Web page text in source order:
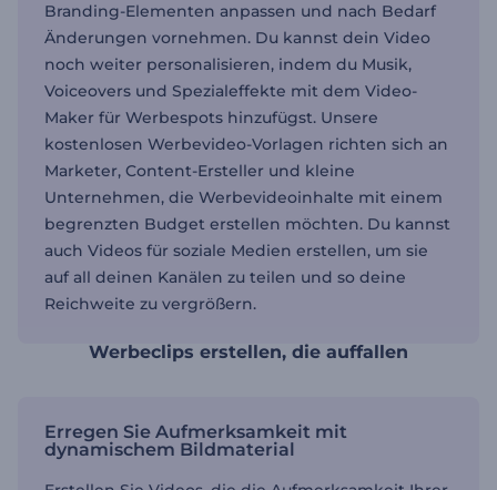
Branding-Elementen anpassen und nach Bedarf
Änderungen vornehmen. Du kannst dein Video
noch weiter personalisieren, indem du Musik,
Voiceovers und Spezialeffekte mit dem Video-
Maker für Werbespots hinzufügst. Unsere
kostenlosen Werbevideo-Vorlagen richten sich an
Marketer, Content-Ersteller und kleine
Unternehmen, die Werbevideoinhalte mit einem
begrenzten Budget erstellen möchten. Du kannst
auch Videos für soziale Medien erstellen, um sie
auf all deinen Kanälen zu teilen und so deine
Reichweite zu vergrößern.
Werbeclips erstellen, die auffallen
Erregen Sie Aufmerksamkeit mit
dynamischem Bildmaterial